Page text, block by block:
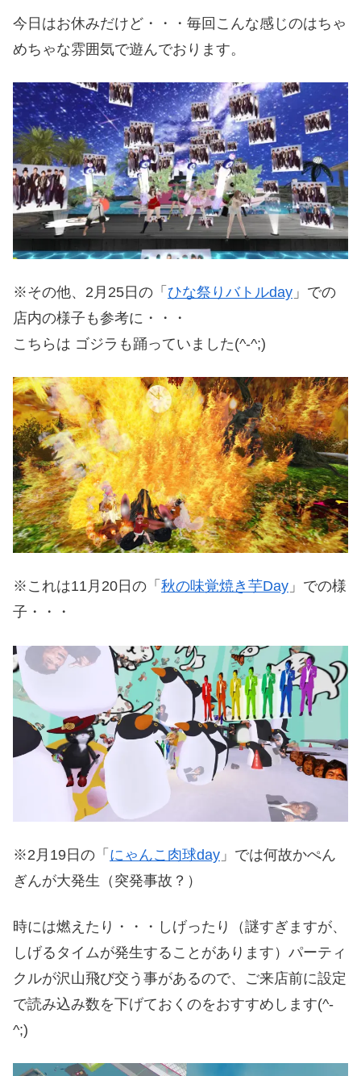
今日はお休みだけど・・・毎回こんな感じのはちゃ
めちゃな雰囲気で遊んでおります。
※その他、2月25日の「 ひな祭りバトルday 」での
店内の様子も参考に・・・
こちらは ゴジラも踊っていました(^-^;)
※これは11月20日の「 秋の味覚焼き芋Day 」での様
子・・・
※2月19日の「 にゃんこ肉球day 」では何故かぺん
ぎんが大発生（突発事故？）
時には燃えたり・・・しげったり（謎すぎますが、
しげるタイムが発生することがあります）パーティ
クルが沢山飛び交う事があるので、ご来店前に設定
で読み込み数を下げておくのをおすすめします(^-
^;)